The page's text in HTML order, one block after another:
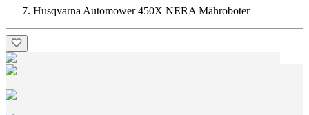
Husqvarna Automower 450X NERA Mähroboter